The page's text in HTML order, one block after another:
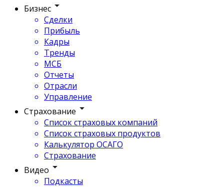
Бизнес
Сделки
Прибыль
Кадры
Тренды
МСБ
Отчеты
Отрасли
Управление
Страхование
Список страховых компаний
Список страховых продуктов
Калькулятор ОСАГО
Страхование
Видео
Подкасты